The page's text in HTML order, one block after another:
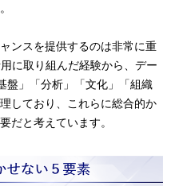
ンスを提供するのは非常に重
に取り組んだ経験から、デー
盤」「分析」「文化」「組織
しており、これらに総合的か
だと考えています。